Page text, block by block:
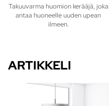
Takuuvarma huomion kerääjä, joka
antaa huoneelle uuden upean
ilmeen.
ARTIKKELI